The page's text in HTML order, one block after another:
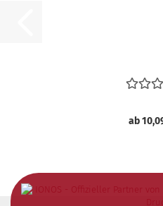
ab